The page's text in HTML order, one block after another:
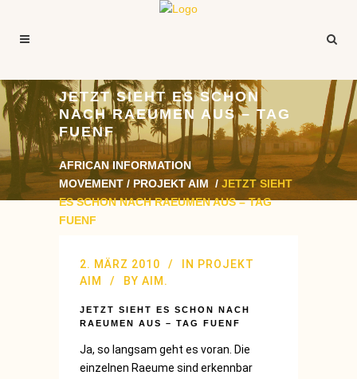
JETZT SIEHT ES SCHON
NACH RAEUMEN AUS – TAG
FUENF
AFRICAN INFORMATION
MOVEMENT / PROJEKT AIM / JETZT SIEHT
ES SCHON NACH RAEUMEN AUS – TAG
FUENF
2. MÄRZ 2010 IN PROJEKT
AIM
BY AIM.
JETZT SIEHT ES SCHON NACH
RAEUMEN AUS – TAG FUENF
Ja, so langsam geht es voran. Die
einzelnen Raeume sind erkennbar